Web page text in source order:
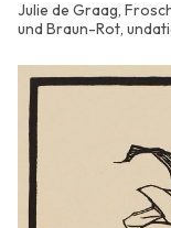
Julie de Graag,
und Braun-Rot,